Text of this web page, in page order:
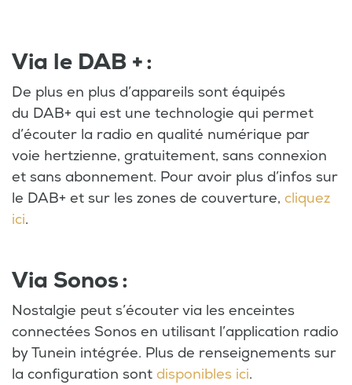
Via le DAB + :
De plus en plus d’appareils sont équipés
du DAB+ qui est une technologie qui permet
d’écouter la radio en qualité numérique par
voie hertzienne, gratuitement, sans connexion
et sans abonnement. Pour avoir plus d’infos sur
le DAB+ et sur les zones de couverture, cliquez
ici.
Via Sonos :
Nostalgie peut s’écouter via les enceintes
connectées Sonos en utilisant l’application radio
by Tunein intégrée. Plus de renseignements sur
la configuration sont disponibles ici.